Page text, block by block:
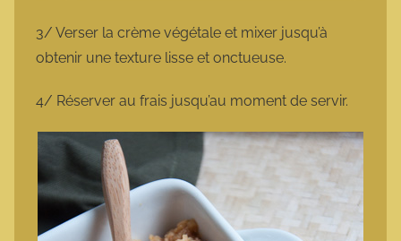
3/ Verser la crème végétale et mixer jusqu’à
obtenir une texture lisse et onctueuse.
4/ Réserver au frais jusqu’au moment de servir.